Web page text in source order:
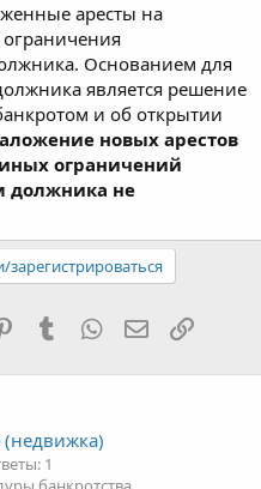
в подвал, дабы иметь
но наверняка?
аресты на
Основанием для
является решение
и об открытии
новых арестов
ограничений
должника не
PinterestTumblr WhatsApp Ссылка
(недвижка)
1